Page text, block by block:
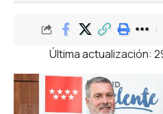
Última actualización: